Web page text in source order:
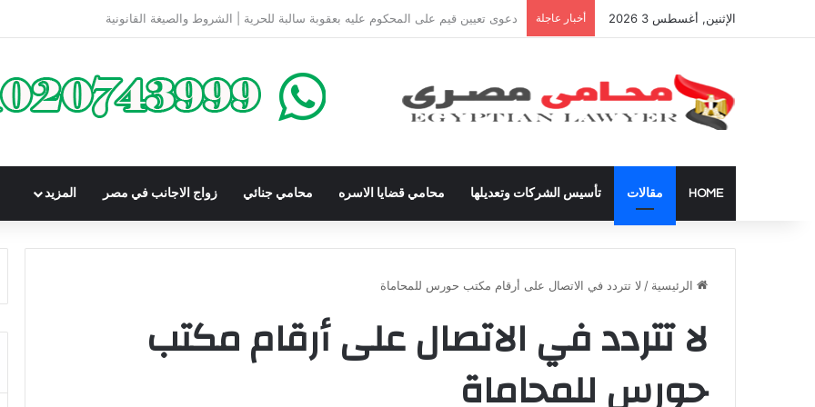
الإثنين, أغسطس 3 2026 أخبار عاجلة شراء العقارات داخل الكومباوندات تحت الإنشاء | أهم البنود التي تحمي المشتري في القانون المصري
HOME مقالات تأسيس الشركات وتعديلها محامي قضايا الاسره محامي جنائي زواج الاجانب في مصر المزيد
الرئيسية / لا تتردد في الاتصال على أرقام مكتب حورس للمحاماة
لا تتردد في الاتصال على أرقام مكتب
حورس للمحاماة